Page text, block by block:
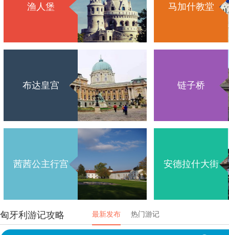
渔人堡 马加什教堂
布达皇宫 链子桥
茜茜公主行宫 安德拉什大街
匈牙利游记攻略 最新发布 热门游记